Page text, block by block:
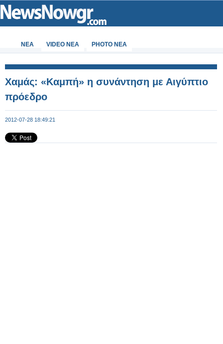
ΝΕΑ VIDEO NEA PHOTO NEA
Χαμάς: «Καμπή» η συνάντηση με Αιγύπτιο
πρόεδρο
2012-07-28 18:49:21